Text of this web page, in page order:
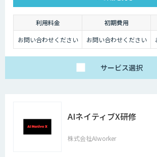
利用料金 初期費用
お問い合わせください
お問い合わせください
サービス選択
AIネイティブX研修
株式会社AIworker